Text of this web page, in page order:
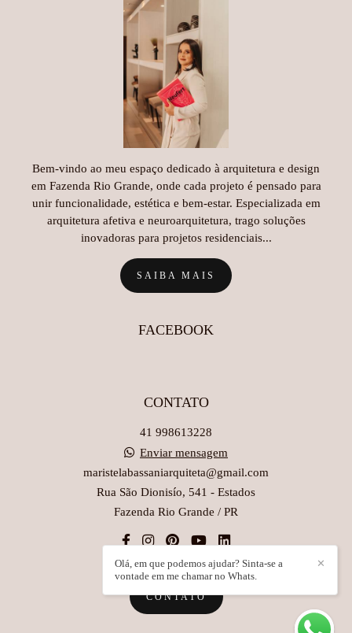
Bem-vindo ao meu espaço dedicado à arquitetura e design
em Fazenda Rio Grande, onde cada projeto é pensado para
unir funcionalidade, estética e bem-estar. Especializada em
arquitetura afetiva e neuroarquitetura, trago soluções
inovadoras para projetos residenciais...
SAIBA MAIS
FACEBOOK
CONTATO
41 998613228
Enviar mensagem
maristelabassaniarquiteta@gmail.com
Rua São Dionisío, 541 - Estados
Fazenda Rio Grande / PR
CONTATO
✕
Olá, em que podemos ajudar? Sinta-se a
vontade em me chamar no Whats.